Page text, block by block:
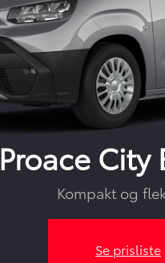
Proace City
Kompakt og
Se prisliste